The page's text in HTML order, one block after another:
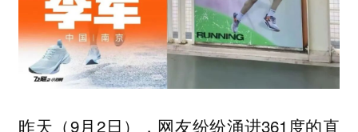
昨天（9月2日），网友纷纷涌进361度的直